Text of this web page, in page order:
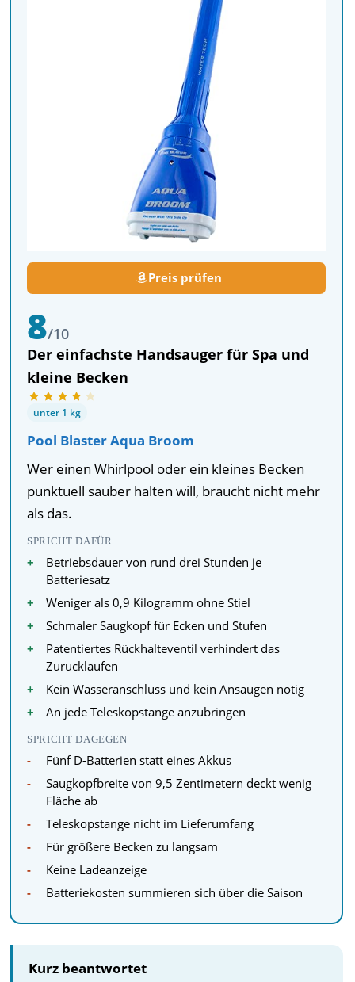
Preis prüfen
8/10
Der einfachste Handsauger für Spa und
kleine Becken
unter 1 kg
Pool Blaster Aqua Broom
Wer einen Whirlpool oder ein kleines Becken
punktuell sauber halten will, braucht nicht mehr
als das.
SPRICHT DAFÜR
Betriebsdauer von rund drei Stunden je
Batteriesatz
Weniger als 0,9 Kilogramm ohne Stiel
Schmaler Saugkopf für Ecken und Stufen
Patentiertes Rückhalteventil verhindert das
Zurücklaufen
Kein Wasseranschluss und kein Ansaugen nötig
An jede Teleskopstange anzubringen
SPRICHT DAGEGEN
Fünf D-Batterien statt eines Akkus
Saugkopfbreite von 9,5 Zentimetern deckt wenig
Fläche ab
Teleskopstange nicht im Lieferumfang
Für größere Becken zu langsam
Keine Ladeanzeige
Batteriekosten summieren sich über die Saison
Kurz beantwortet